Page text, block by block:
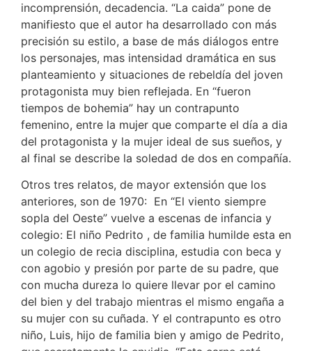
incomprensión, decadencia. “La caida” pone de
manifiesto que el autor ha desarrollado con más
precisión su estilo, a base de más diálogos entre
los personajes, mas intensidad dramática en sus
planteamiento y situaciones de rebeldía del joven
protagonista muy bien reflejada. En “fueron
tiempos de bohemia” hay un contrapunto
femenino, entre la mujer que comparte el día a dia
del protagonista y la mujer ideal de sus sueños, y
al final se describe la soledad de dos en compañía.
Otros tres relatos, de mayor extensión que los
anteriores, son de 1970: En “El viento siempre
sopla del Oeste” vuelve a escenas de infancia y
colegio: El niño Pedrito , de familia humilde esta en
un colegio de recia disciplina, estudia con beca y
con agobio y presión por parte de su padre, que
con mucha dureza lo quiere llevar por el camino
del bien y del trabajo mientras el mismo engaña a
su mujer con su cuñada. Y el contrapunto es otro
niño, Luis, hijo de familia bien y amigo de Pedrito,